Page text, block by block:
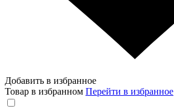
Добавить в избранное
Товар в избранном Перейти в избранное